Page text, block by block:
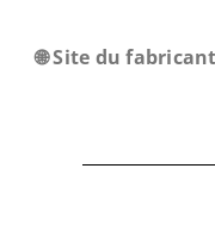
🌐 Site du